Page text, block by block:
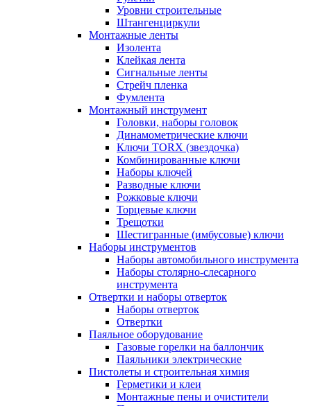
Уровни строительные
Штангенциркули
Монтажные ленты
Изолента
Клейкая лента
Сигнальные ленты
Стрейч пленка
Фумлента
Монтажный инструмент
Головки, наборы головок
Динамометрические ключи
Ключи TORX (звездочка)
Комбинированные ключи
Наборы ключей
Разводные ключи
Рожковые ключи
Торцевые ключи
Трещотки
Шестигранные (имбусовые) ключи
Наборы инструментов
Наборы автомобильного инструмента
Наборы столярно-слесарного
инструмента
Отвертки и наборы отверток
Наборы отверток
Отвертки
Паяльное оборудование
Газовые горелки на баллончик
Паяльники электрические
Пистолеты и строительная химия
Герметики и клеи
Монтажные пены и очистители